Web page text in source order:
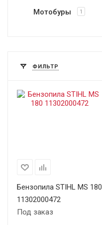
Мотобуры 1
ФИЛЬТР
Бензопила STIHL MS 180
11302000472
Под заказ